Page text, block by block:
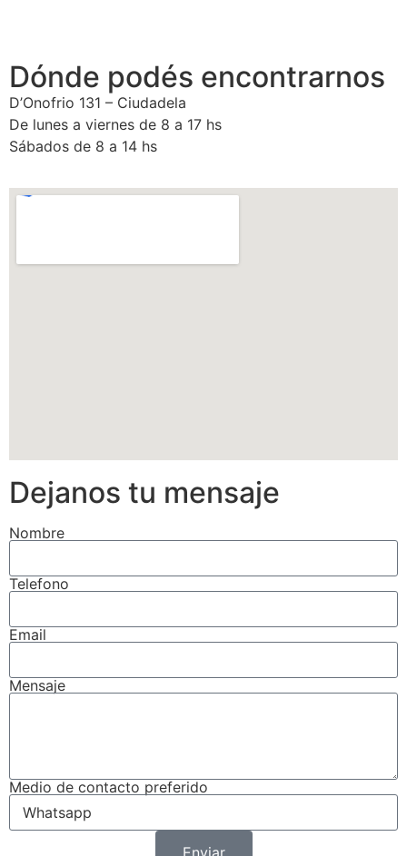
Dónde podés encontrarnos
D’Onofrio 131 – Ciudadela
De lunes a viernes de 8 a 17 hs
Sábados de 8 a 14 hs
Dejanos tu mensaje
Nombre
Telefono
Email
Mensaje
Medio de contacto preferido
Enviar